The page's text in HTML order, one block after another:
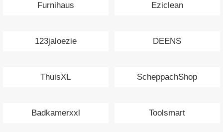
Furnihaus Eziclean
123jaloezie DEENS
ThuisXL ScheppachShop
Badkamerxxl Toolsmart